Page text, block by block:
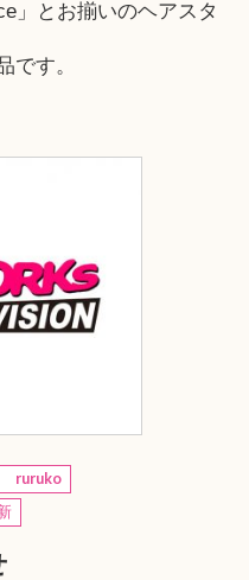
」とお揃いのヘアスタ
です。
ruruko